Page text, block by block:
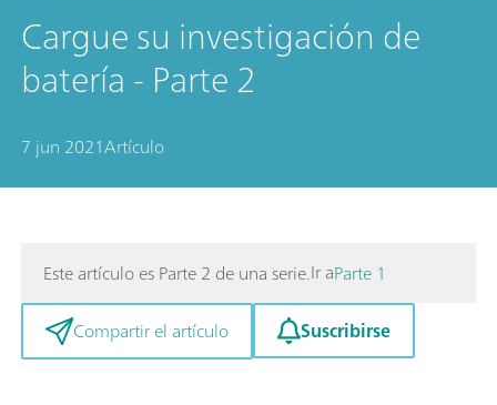
Cargue su investigación de
batería - Parte 2
7 jun 2021Artículo
Este artículo es Parte 2 de una serie.Ir aParte 1
Compartir el artículo
Suscribirse